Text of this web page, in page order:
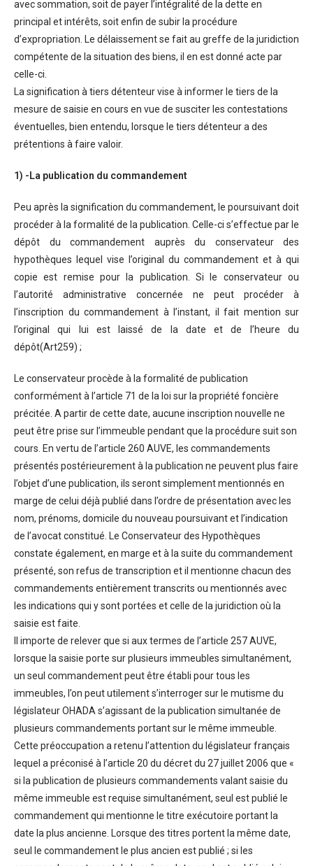
avec sommation, soit de payer l’intégralité de la dette en
principal et intérêts, soit enfin de subir la procédure
d’expropriation. Le délaissement se fait au greffe de la juridiction
compétente de la situation des biens, il en est donné acte par
celle-ci.
La signification à tiers détenteur vise à informer le tiers de la
mesure de saisie en cours en vue de susciter les contestations
éventuelles, bien entendu, lorsque le tiers détenteur a des
prétentions à faire valoir.
1) -La publication du commandement
Peu après la signification du commandement, le poursuivant doit
procéder à la formalité de la publication. Celle-ci s’effectue par le
dépôt du commandement auprès du conservateur des
hypothèques lequel vise l’original du commandement et à qui
copie est remise pour la publication. Si le conservateur ou
l’autorité administrative concernée ne peut procéder à
l’inscription du commandement à l’instant, il fait mention sur
l’original qui lui est laissé de la date et de l’heure du
dépôt(Art259) ;
Le conservateur procède à la formalité de publication
conformément à l’article 71 de la loi sur la propriété foncière
précitée. A partir de cette date, aucune inscription nouvelle ne
peut être prise sur l’immeuble pendant que la procédure suit son
cours. En vertu de l’article 260 AUVE, les commandements
présentés postérieurement à la publication ne peuvent plus faire
l’objet d’une publication, ils seront simplement mentionnés en
marge de celui déjà publié dans l’ordre de présentation avec les
nom, prénoms, domicile du nouveau poursuivant et l’indication
de l’avocat constitué. Le Conservateur des Hypothèques
constate également, en marge et à la suite du commandement
présenté, son refus de transcription et il mentionne chacun des
commandements entièrement transcrits ou mentionnés avec
les indications qui y sont portées et celle de la juridiction où la
saisie est faite.
Il importe de relever que si aux termes de l’article 257 AUVE,
lorsque la saisie porte sur plusieurs immeubles simultanément,
un seul commandement peut être établi pour tous les
immeubles, l’on peut utilement s’interroger sur le mutisme du
législateur OHADA s’agissant de la publication simultanée de
plusieurs commandements portant sur le même immeuble.
Cette préoccupation a retenu l’attention du législateur français
lequel a préconisé à l’article 20 du décret du 27 juillet 2006 que «
si la publication de plusieurs commandements valant saisie du
même immeuble est requise simultanément, seul est publié le
commandement qui mentionne le titre exécutoire portant la
date la plus ancienne. Lorsque des titres portent la même date,
seul le commandement le plus ancien est publié ; si les